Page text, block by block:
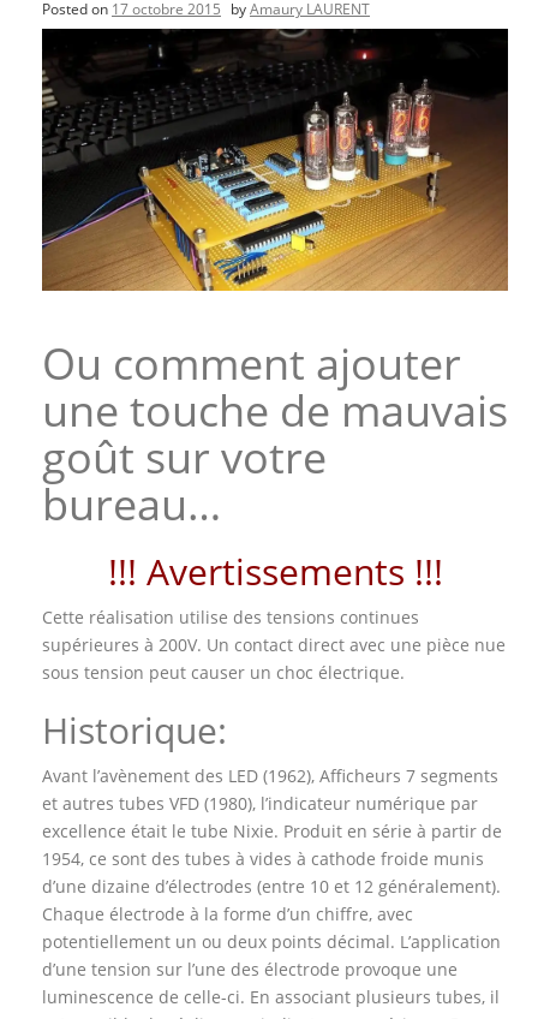
Posted on 17 octobre 2015 byAmaury LAURENT
Ou comment ajouter
une touche de mauvais
goût sur votre
bureau…
!!! Avertissements !!!
Cette réalisation utilise des tensions continues
supérieures à 200V. Un contact direct avec une pièce nue
sous tension peut causer un choc électrique.
Historique:
Avant l’avènement des LED (1962), Afficheurs 7 segments
et autres tubes VFD (1980), l’indicateur numérique par
excellence était le tube Nixie. Produit en série à partir de
1954, ce sont des tubes à vides à cathode froide munis
d’une dizaine d’électrodes (entre 10 et 12 généralement).
Chaque électrode à la forme d’un chiffre, avec
potentiellement un ou deux points décimal. L’application
d’une tension sur l’une des électrode provoque une
luminescence de celle-ci. En associant plusieurs tubes, il